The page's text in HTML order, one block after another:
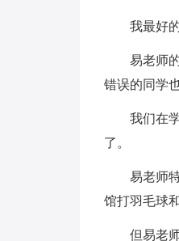
我最好
易老师
错误的同学
我们在
了。
易老师
馆打羽毛球
但易老